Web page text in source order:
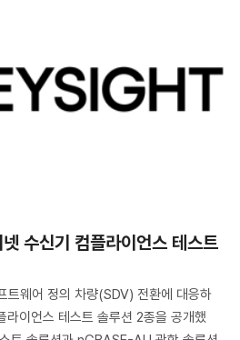
수신기 컴플라이언스 테스트
트웨어 정의 차량(SDV) 전환에 대응하
라이언스 테스트 솔루션 2종을 공개했